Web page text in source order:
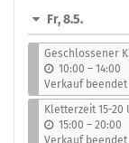
Fr, 8.5.
Geschlossener
10:00 –b
i
s
14:00
Verkauf beendet
Kletterzeit 15-20
15:00 –b
i
20:00
Verkauf beendet